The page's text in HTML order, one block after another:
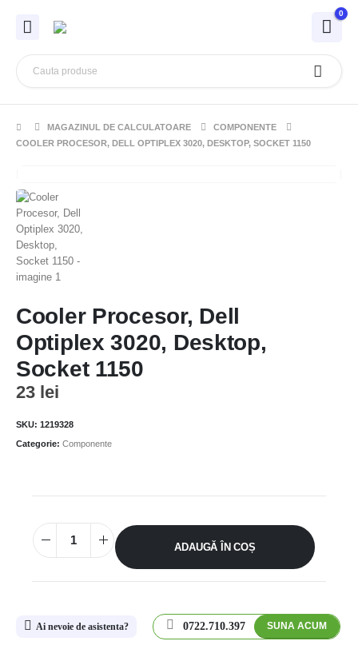
0
MAGAZINUL DE CALCULATOARE
COMPONENTE
COOLER PROCESOR, DELL OPTIPLEX 3020, DESKTOP, SOCKET 1150
Cooler Procesor, Dell
Optiplex 3020, Desktop,
Socket 1150
23 lei
SKU: 1219328
Categorie: Componente
ADAUGĂ ÎN COȘ
Ai nevoie de asistenta? 0722.710.397 SUNA ACUM